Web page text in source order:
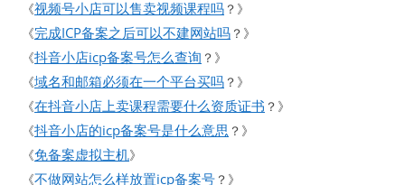
《视频号小店可以售卖视频课程吗 ？》
《完成ICP备案之后可以不建网站吗 ？》
《抖音小店icp备案号怎么查询 ？》
《域名和邮箱必须在一个平台买吗 ？》
《在抖音小店上卖课程需要什么资质证书 ？》
《抖音小店的icp备案号是什么意思 ？》
《免备案虚拟主机》
《不做网站怎么样放置icp备案号 ？》